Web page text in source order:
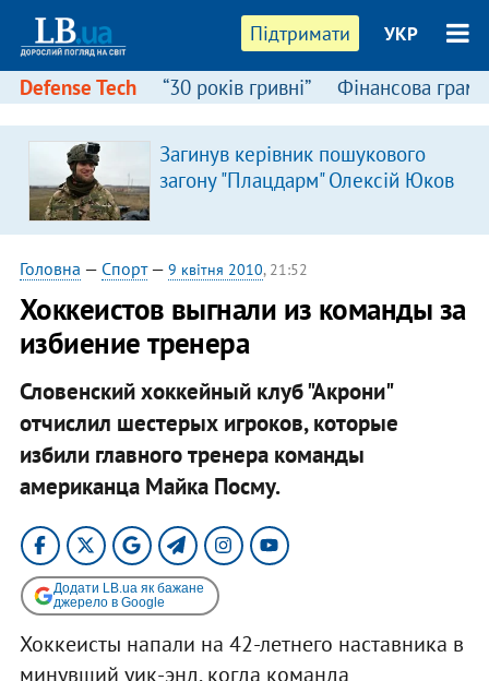
Підтримати УКР
Defense Tech “30 років гривні” Фінансова
Загинув керівник пошукового
загону "Плацдарм" Олексій Юков
Головна — Спорт— 9 квітня 2010, 21:52
Хоккеистов выгнали из команды за
избиение тренера
Словенский хоккейный клуб "Акрони"
отчислил шестерых игроков, которые
избили главного тренера команды
американца Майка Посму.
Додати LB.ua як бажане
джерело в Google
Хоккеисты напали на 42-летнего наставника в
минувший уик-энд, когда команда